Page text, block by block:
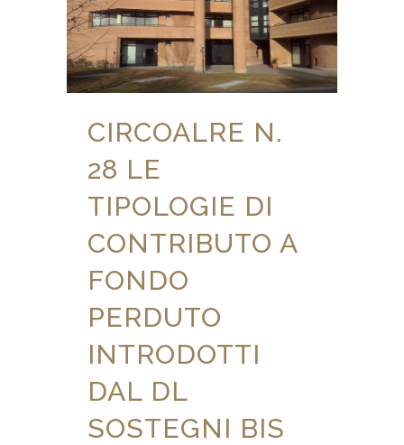
CIRCOALRE N.
28 LE
TIPOLOGIE DI
CONTRIBUTO A
FONDO
PERDUTO
INTRODOTTI
DAL DL
SOSTEGNI BIS